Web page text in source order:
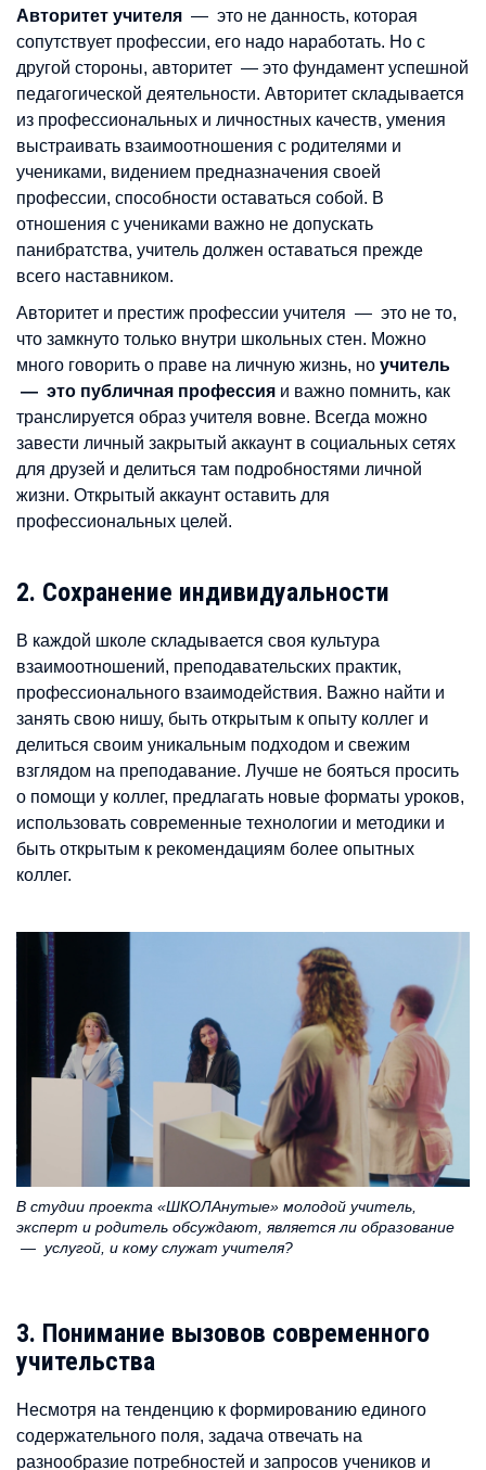
Авторитет учителя — это не данность, которая
сопутствует профессии, его надо наработать. Но с
другой стороны, авторитет — это фундамент успешной
педагогической деятельности. Авторитет складывается
из профессиональных и личностных качеств, умения
выстраивать взаимоотношения с родителями и
учениками, видением предназначения своей
профессии, способности оставаться собой. В
отношения с учениками важно не допускать
панибратства, учитель должен оставаться прежде
всего наставником.
Авторитет и престиж профессии учителя — это не то,
что замкнуто только внутри школьных стен. Можно
много говорить о праве на личную жизнь, но учитель
— это публичная профессия и важно помнить, как
транслируется образ учителя вовне. Всегда можно
завести личный закрытый аккаунт в социальных сетях
для друзей и делиться там подробностями личной
жизни. Открытый аккаунт оставить для
профессиональных целей.
2. Сохранение индивидуальности
В каждой школе складывается своя культура
взаимоотношений, преподавательских практик,
профессионального взаимодействия. Важно найти и
занять свою нишу, быть открытым к опыту коллег и
делиться своим уникальным подходом и свежим
взглядом на преподавание. Лучше не бояться просить
о помощи у коллег, предлагать новые форматы уроков,
использовать современные технологии и методики и
быть открытым к рекомендациям более опытных
коллег.
В студии проекта «ШКОЛАнутые» молодой учитель,
эксперт и родитель обсуждают, является ли образование
— услугой, и кому служат учителя?
3. Понимание вызовов современного
учительства
Несмотря на тенденцию к формированию единого
содержательного поля, задача отвечать на
разнообразие потребностей и запросов учеников и